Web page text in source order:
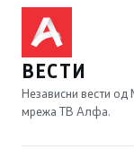
ВЕСТИ
Независни вести од
мрежа ТВ Алфа.